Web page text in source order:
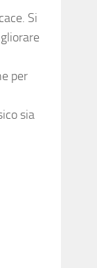
Si
per
sia